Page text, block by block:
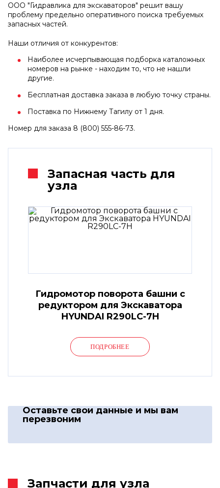
ООО "Гидравлика для экскаваторов" решит вашу
проблему предельно оперативного поиска требуемых
запасных частей.
Наши отличия от конкурентов:
Наиболее исчерпывающая подборка каталожных
номеров на рынке - находим то, что не нашли
другие.
Бесплатная доставка заказа в любую точку страны.
Поставка по Нижнему Тагилу от 1 дня.
Номер для заказа 8 (800) 555-86-73.
Запасная часть для
узла
Гидромотор поворота башни с
редуктором для Экскаватора
HYUNDAI R290LC-7H
ПОДРОБНЕЕ
Оставьте свои данные и мы вам
перезвоним
Запчасти для узла